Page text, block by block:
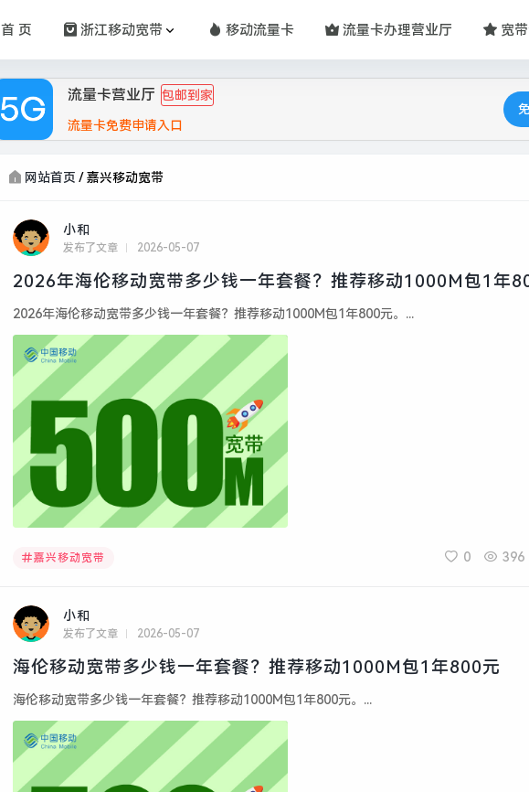
首 页 浙江移动宽带 移动流量卡 流量卡办理营业厅 宽
流量卡营业厅 包邮到家
流量卡免费申请入口
网站首页 /嘉兴移动宽带
小和
发布了文章 2026-05-07
2026年海伦移动宽带多少钱一年套餐？推荐移动1000M包1年
2026年海伦移动宽带多少钱一年套餐？推荐移动1000M包1年800元。...
嘉兴移动宽带 0 396
小和
发布了文章 2026-05-07
海伦移动宽带多少钱一年套餐？推荐移动1000M包1年800元
海伦移动宽带多少钱一年套餐？推荐移动1000M包1年800元。...